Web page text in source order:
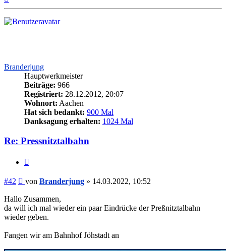
Branderjung
Hauptwerkmeister
Beiträge: 966
Registriert: 28.12.2012, 20:07
Wohnort: Aachen
Hat sich bedankt: 900 Mal
Danksagung erhalten: 1024 Mal
Re: Pressnitztalbahn
#42 Beitrag
von Branderjung » 14.03.2022, 10:52
Hallo Zusammen,
da will ich mal wieder ein paar Eindrücke der Preßnitztalbahn
wieder geben.
Fangen wir am Bahnhof Jöhstadt an